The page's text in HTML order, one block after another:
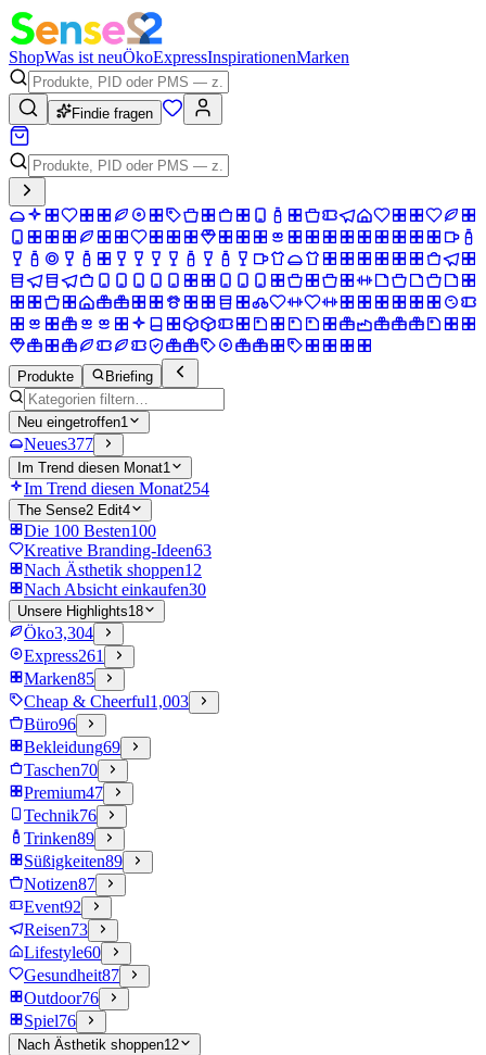
ShopWas ist neuÖkoExpressInspirationenMarken
Findie fragen
Produkte Briefing
Neu eingetroffen1
Neues377
Im Trend diesen Monat1
Im Trend diesen Monat254
The Sense2 Edit4
Die 100 Besten100
Kreative Branding-Ideen63
Nach Ästhetik shoppen12
Nach Absicht einkaufen30
Unsere Highlights18
Öko3,304
Express261
Marken85
Cheap & Cheerful1,003
Büro96
Bekleidung69
Taschen70
Premium47
Technik76
Trinken89
Süßigkeiten89
Notizen87
Event92
Reisen73
Lifestyle60
Gesundheit87
Outdoor76
Spiel76
Nach Ästhetik shoppen12